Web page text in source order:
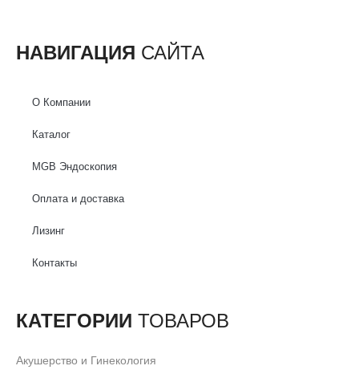
НАВИГАЦИЯ САЙТА
О Компании
Каталог
MGB Эндоскопия
Оплата и доставка
Лизинг
Контакты
КАТЕГОРИИ ТОВАРОВ
Акушерство и Гинекология